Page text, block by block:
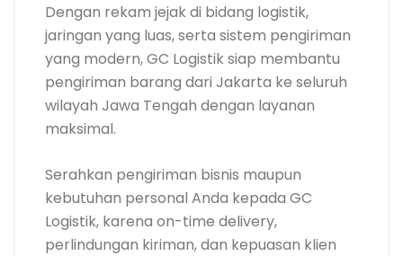
Dengan rekam jejak di bidang logistik,
jaringan yang luas, serta sistem pengiriman
yang modern, GC Logistik siap membantu
pengiriman barang dari Jakarta ke seluruh
wilayah Jawa Tengah dengan layanan
maksimal.
Serahkan pengiriman bisnis maupun
kebutuhan personal Anda kepada GC
Logistik, karena on-time delivery,
perlindungan kiriman, dan kepuasan klien